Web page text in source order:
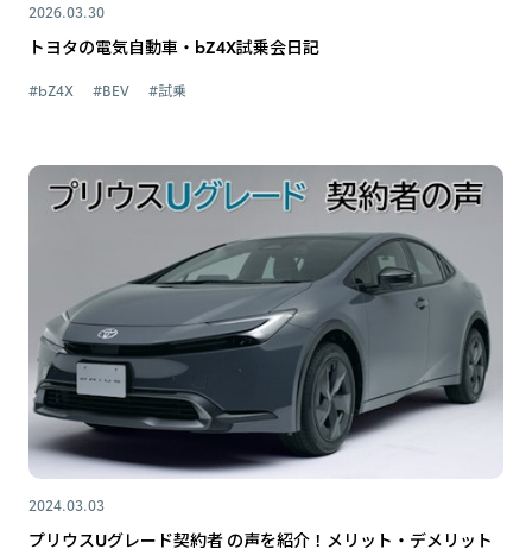
2026.03.30
トヨタの電気自動車・bZ4X試乗会日記
#bZ4X #BEV #試乗
2024.03.03
プリウスUグレード契約者 の声を紹介！メリット・デメリット